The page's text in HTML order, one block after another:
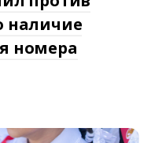
наличие
номера